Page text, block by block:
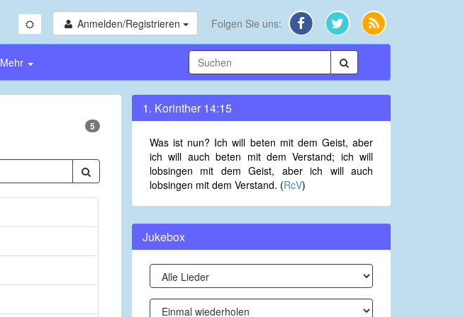
Anmelden/Registrieren Folgen Sie uns:
Mehr
5
1. Korinther 14:15
Was ist nun? Ich will beten mit dem Geist, aber
ich will auch beten mit dem Verstand; ich will
lobsingen mit dem Geist, aber ich will auch
lobsingen mit dem Verstand. (RcV)
Jukebox